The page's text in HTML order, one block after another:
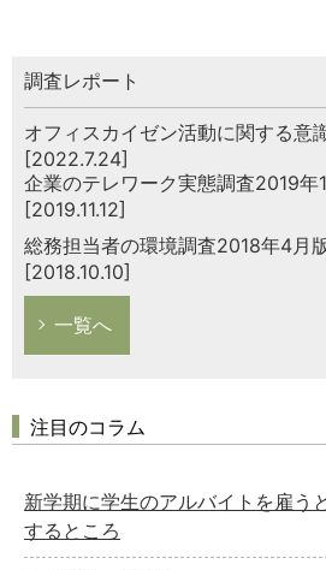
調査レポート
オフィスカイゼン活動に関する意
[2022.7.24]
企業のテレワーク実態調査2019年
[2019.11.12]
総務担当者の環境調査2018年4月
[2018.10.10]
一覧へ
注目のコラム
新学期に学生のアルバイトを雇う
するところ